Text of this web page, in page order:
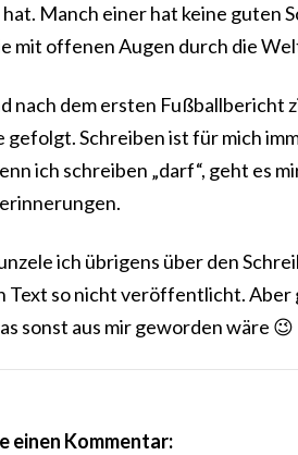
Manch einer hat keine guten
mit offenen Augen durch die
nach dem ersten
gefolgt. Schreiben ist für mich
ich schreiben „darf“, geht es
ich übrigens über den
Text so nicht veröffentlicht. Aber
sonst aus mir geworden wäre 😉
einen Kommentar: